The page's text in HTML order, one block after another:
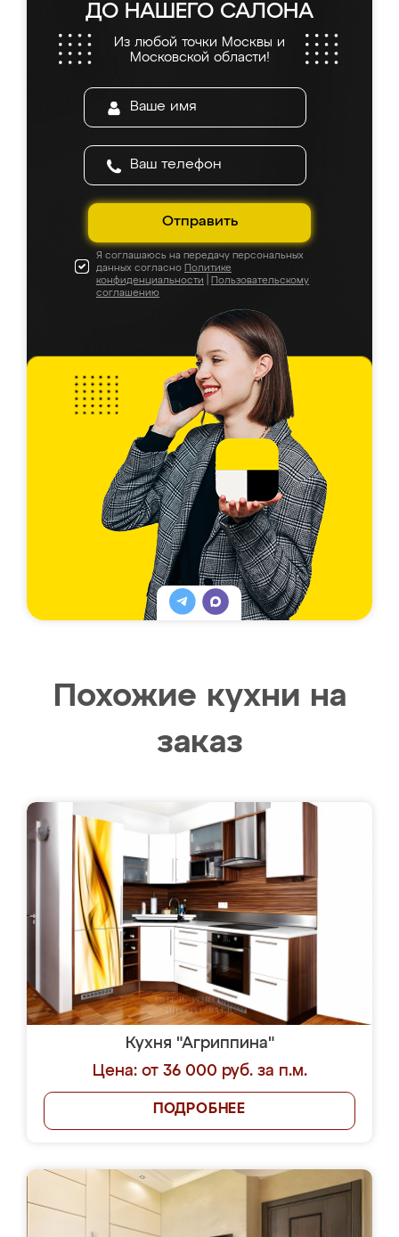
ДО НАШЕГО САЛОНА
Из любой точки Москвы и
Московской области!
Отправить
Я соглашаюсь на передачу персональных
данных согласно Политике
конфиденциальности
Пользовательскому
соглашению
Похожие кухни на
заказ
Кухня "Агриппина"
Цена: от 36 000 руб. за п.м.
ПОДРОБНЕЕ